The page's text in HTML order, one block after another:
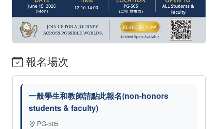
報名場次
一般學生和教師請點此報名(non-honors
students & faculty)
PG-505